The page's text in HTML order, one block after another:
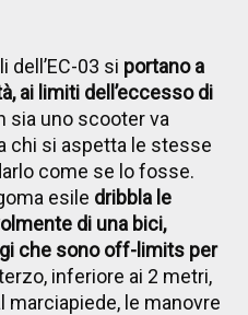
dell’EC-03 si portano a
ai limiti dell’eccesso di
sia uno scooter va
chi si aspetta le stesse
come se lo fosse.
esile dribbla le
di una bici,
che sono off-limits per
inferiore ai 2 metri,
marciapiede, le manovre